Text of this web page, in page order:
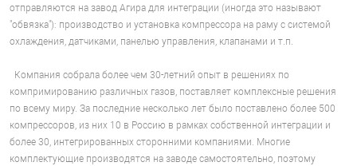
отправляются на завод Агира для интеграции (иногда это называют
"обвязка"): производство и установка компрессора на раму с системой
охлаждения, датчиками, панелью управления, клапанами и т.п.
Компания собрала более чем 30-летний опыт в решениях по
компримированию различных газов, поставляет комплексные решения
по всему миру. За последние несколько лет было поставлено более 500
компрессоров, из них 10 в Россию в рамках собственной интеграции и
более 30, интегрированных сторонними компаниями. Многие
комплектующие производятся на заводе самостоятельно, поэтому